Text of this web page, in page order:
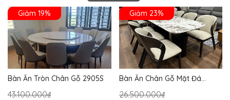
Giảm 19%
Bàn Ăn Tròn Chân Gỗ 2905S
43.100.000₫
Giảm 23%
Bàn Ăn Chân Gỗ Mặt Đá
26.500.000₫